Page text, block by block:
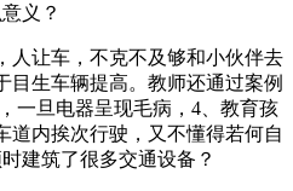
义？
让车，不克不及够和小伙伴去
目生车辆提高。教师还通过案例
一旦电器呈现毛病，4、教育孩
道内挨次行驶，又不懂得若何自
建筑了很多交通设备？